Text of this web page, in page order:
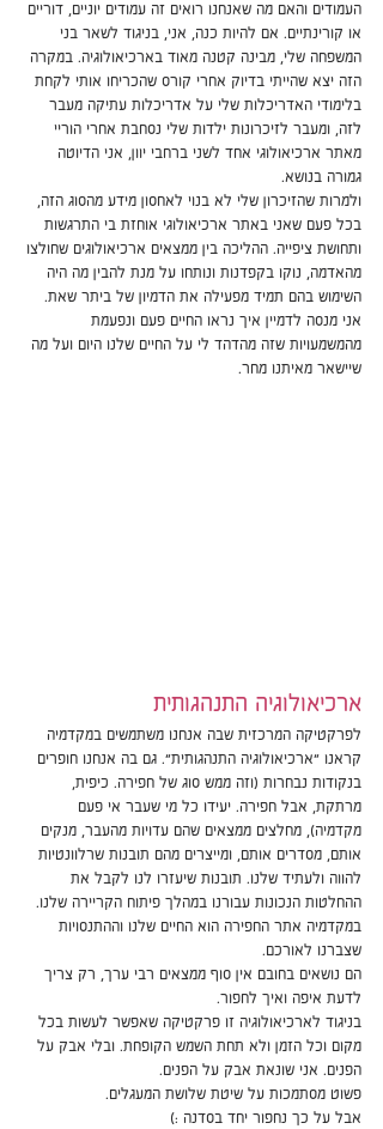
העמודים והאם מה שאנחנו רואים זה עמודים יוניים, דוריים
או קורינתיים. אם להיות כנה, אני, בניגוד לשאר בני
המשפחה שלי, מבינה קטנה מאוד בארכיאולוגיה. במקרה
הזה יצא שהייתי בדיוק אחרי קורס שהכריחו אותי לקחת
בלימודי האדריכלות שלי על אדריכלות עתיקה מעבר
לזה, ומעבר לזיכרונות ילדות שלי נסחבת אחרי הוריי
מאתר ארכיאולוגי אחד לשני ברחבי יוון, אני הדיוטה
גמורה בנושא.
ולמרות שהזיכרון שלי לא בנוי לאחסון מידע מהסוג הזה,
בכל פעם שאני באתר ארכיאולוגי אוחזת בי התרגשות
ותחושת ציפייה. ההליכה בין ממצאים ארכיאולוגים שחולצו
מהאדמה, נוקו בקפדנות ונותחו על מנת להבין מה היה
השימוש בהם תמיד מפעילה את הדמיון של ביתר שאת.
אני מנסה לדמיין איך נראו החיים פעם ונפעמת
מהמשמעויות שזה מהדהד לי על החיים שלנו היום ועל מה
שיישאר מאיתנו מחר.
ארכיאולוגיה התנהגותית
לפרקטיקה המרכזית שבה אנחנו משתמשים במקדמיה
קראנו "ארכיאולוגיה התנהגותית". גם בה אנחנו חופרים
בנקודות נבחרות (וזה ממש סוג של חפירה. כיפית,
מרתקת, אבל חפירה. יעידו כל מי שעבר אי פעם
מקדמיה), מחלצים ממצאים שהם עדויות מהעבר, מנקים
אותם, מסדרים אותם, ומייצרים מהם תובנות שרלוונטיות
להווה ולעתיד שלנו. תובנות שיעזרו לנו לקבל את
ההחלטות הנכונות עבורנו במהלך פיתוח הקריירה שלנו.
במקדמיה אתר החפירה הוא החיים שלנו וההתנסויות
שצברנו לאורכם.
הם נושאים בחובם אין סוף ממצאים רבי ערך, רק צריך
לדעת איפה ואיך לחפור.
בניגוד לארכיאולוגיה זו פרקטיקה שאפשר לעשות בכל
מקום וכל הזמן ולא תחת השמש הקופחת. ובלי אבק על
הפנים. אני שונאת אבק על הפנים.
פשוט מסתמכות על שיטת שלושת המעגלים.
אבל על כך נחפור יחד בסדנה :)